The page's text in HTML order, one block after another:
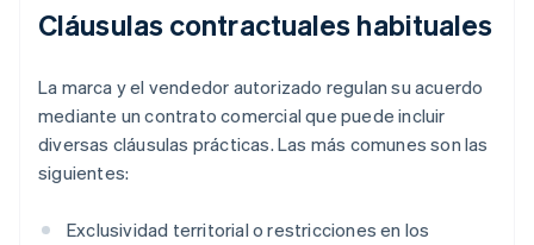
Cláusulas contractuales habituales
La marca y el vendedor autorizado regulan su acuerdo
mediante un contrato comercial que puede incluir
diversas cláusulas prácticas. Las más comunes son las
siguientes:
Exclusividad territorial o restricciones en los